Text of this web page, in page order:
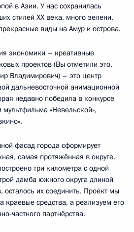
в Азии. У нас сохранилась
стилей XX века, много зелени,
виды на Амур и острова.
экономики – креативные
проектов (Вы отметили это,
Владимирович) – это центр
дальневосточной анимационной
недавно победила в конкурсе
«Невельской»,
фасад города сформирует
самая протяжённая в округе.
три километра с одной
дамба южного округа длиной
осталось их соединить. Проект мы
краевые средства, а реализуем его
частного партнёрства.